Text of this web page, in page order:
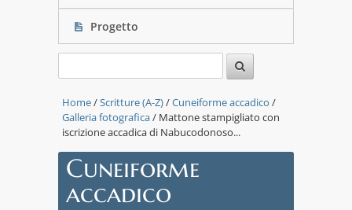
Progetto
Home/Scritture (A-Z)/Cuneiforme accadico /
Galleria fotografica/ Mattone stampigliato con
iscrizione accadica di Nabucodonoso...
Cuneiforme
accadico